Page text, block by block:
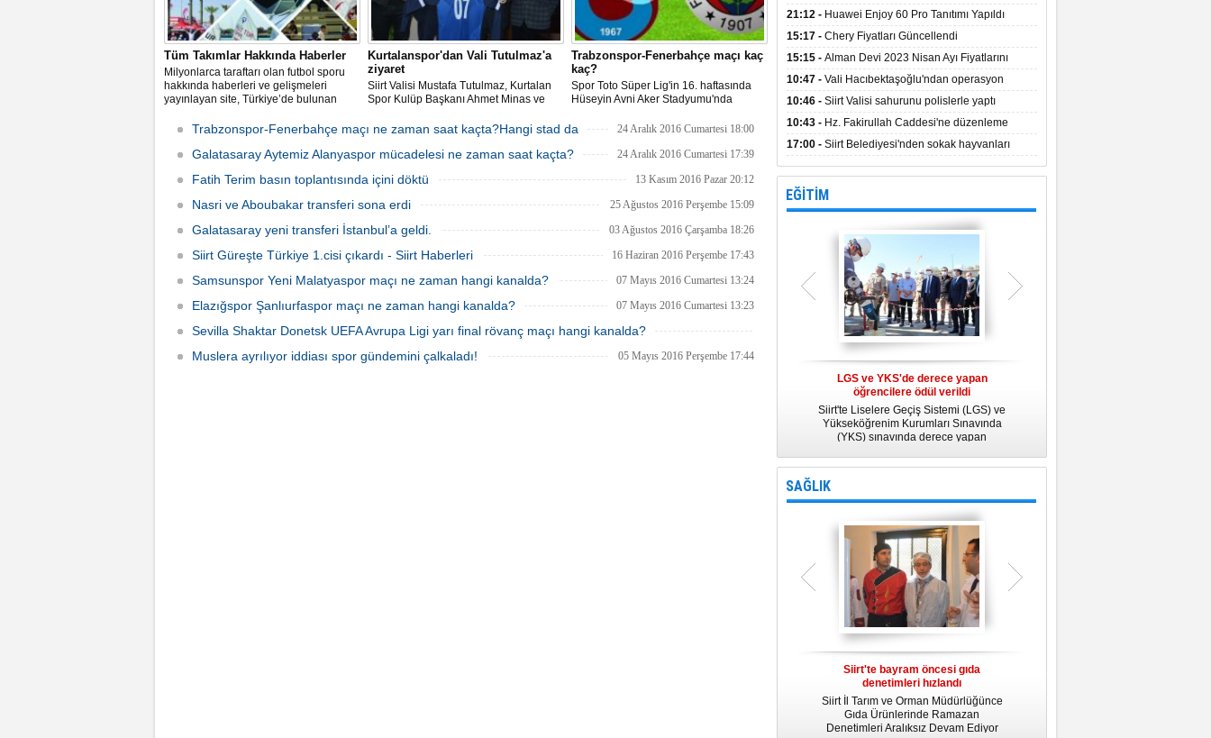
Tüm Takımlar Hakkında Haberler
Milyonlarca taraftarı olan futbol sporu
hakkında haberleri ve gelişmeleri
yayınlayan site, Türkiye’de bulunan
en güncel ve gerçekçi bilgileri
Kurtalanspor'dan Vali Tutulmaz'a
ziyaret
Siirt Valisi Mustafa Tutulmaz, Kurtalan
Spor Kulüp Başkanı Ahmet Minas ve
etti.
Trabzonspor-Fenerbahçe maçı kaç
kaç?
Spor Toto Süper Lig'in 16. haftasında
Hüseyin Avni Aker Stadyumu'nda
karşılaşıyor. Maçta ikinci yarı...
0'lık üstünlüğü ile tamamlandı.
hakem Kemal Yılma
Trabzonspor-Fenerbahçe maçı ne zaman saat kaçta?Hangi stad da 24 Aralık 2016 Cumartesi 18:00
Galatasaray Aytemiz Alanyaspor mücadelesi ne zaman saat kaçta? 24 Aralık 2016 Cumartesi 17:39
Fatih Terim basın toplantısında içini döktü 13 Kasım 2016 Pazar 20:12
Nasri ve Aboubakar transferi sona erdi 25 Ağustos 2016 Perşembe 15:09
Galatasaray yeni transferi İstanbul’a geldi. 03 Ağustos 2016 Çarşamba 18:26
Siirt Güreşte Türkiye 1.cisi çıkardı - Siirt Haberleri 16 Haziran 2016 Perşembe 17:43
Samsunspor Yeni Malatyaspor maçı ne zaman hangi kanalda? 07 Mayıs 2016 Cumartesi 13:24
Elazığspor Şanlıurfaspor maçı ne zaman hangi kanalda? 07 Mayıs 2016 Cumartesi 13:23
Sevilla Shaktar Donetsk UEFA Avrupa Ligi yarı final rövanç maçı hangi kanalda?
05 Mayıs 2016 Perşembe 18:04
Muslera ayrılıyor iddiası spor gündemini çalkaladı! 05 Mayıs 2016 Perşembe 17:44
Avantajlar Sizi Bekliyor!
21:12 - Huawei Enjoy 60 Pro Tanıtımı Yapıldı
15:17 - Chery Fiyatları Güncellendi
15:15 - Alman Devi 2023 Nisan Ayı Fiyatlarını
Açıkladı
10:47 - Vali Hacıbektaşoğlu'ndan operasyon
bölgesinde inceleme
10:46 - Siirt Valisi sahurunu polislerle yaptı
10:43 - Hz. Fakirullah Caddesi'ne düzenleme
yapılacak
17:00 - Siirt Belediyesi'nden sokak hayvanları
projesi
EĞİTİM
LGS ve YKS'de derece yapan
öğrencilere ödül verildi
Siirt'te Liselere Geçiş Sistemi (LGS) ve
Yükseköğrenim Kurumları Sınavında
(YKS) sınavında derece yapan
Kadına Yönelik Şiddetle Mücadele"
SAĞLIK
Siirt'te bayram öncesi gıda
denetimleri hızlandı
Siirt İl Tarım ve Orman Müdürlüğünce
Gıda Ürünlerinde Ramazan
Denetimleri Aralıksız Devam Ediyor